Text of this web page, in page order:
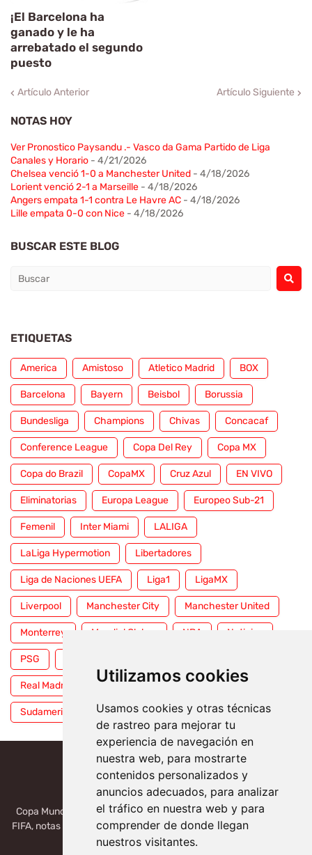
Utilizamos cookies
Usamos cookies y otras técnicas
de rastreo para mejorar tu
experiencia de navegación en
nuestra web, para mostrarte
contenidos personalizados y
anuncios adecuados, para analizar
el tráfico en nuestra web y para
comprender de donde llegan
nuestros visitantes.
¡El Barcelona ha
ganado y le ha
arrebatado el segundo
puesto
Artículo Anterior Artículo Siguiente
NOTAS HOY
Ver Pronostico Paysandu .- Vasco da Gama Partido de Liga
Canales y Horario - 4/21/2026
Chelsea venció 1-0 a Manchester United - 4/18/2026
Lorient venció 2-1 a Marseille - 4/18/2026
Angers empata 1-1 contra Le Havre AC - 4/18/2026
Lille empata 0-0 con Nice - 4/18/2026
BUSCAR ESTE BLOG
ETIQUETAS
America Amistoso Atletico Madrid BOX
Barcelona Bayern Beisbol Borussia
Bundesliga Champions Chivas Concacaf
Conference League Copa Del Rey Copa MX
Copa do Brazil CopaMX Cruz Azul EN VIVO
Eliminatorias Europa League Europeo Sub-21
Femenil Inter Miami LALIGA
LaLiga Hypermotion Libertadores
Liga de Naciones UEFA Liga1 LigaMX
Liverpool Manchester City Manchester United
Monterrey Mundial Clubes NBA Noticias
PSG
Real Madrid Selección Mexicana Serie A
Sudamericana Tigres Toluca UFC WWE
Copa Mundial 2026, México, USA, Canadá: Copa del Mundo de la
FIFA, notas deportivas de la liga de Serie A, Liga MX, LALIGA. Toda
la información del futbol mundial.